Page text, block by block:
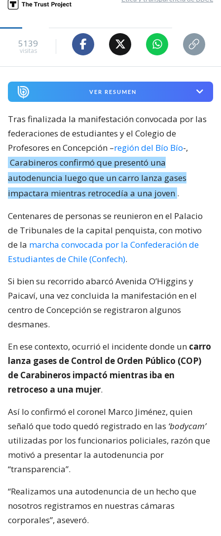
5139
visitas
VER RESUMEN
Tras finalizada la manifestación convocada por las
federaciones de estudiantes y el Colegio de
Profesores en Concepción –región del Bío Bío-,
Carabineros confirmó que presentó una
autodenuncia luego que un carro lanza gases
impactara mientras retrocedía a una joven .
Centenares de personas se reunieron en el Palacio
de Tribunales de la capital penquista, con motivo
de la marcha convocada por la Confederación de
Estudiantes de Chile (Confech).
Si bien su recorrido abarcó Avenida O’Higgins y
Paicaví, una vez concluida la manifestación en el
centro de Concepción se registraron algunos
desmanes.
En ese contexto, ocurrió el incidente donde un carro
lanza gases de Control de Orden Público (COP)
de Carabineros impactó mientras iba en
retroceso a una mujer.
Así lo confirmó el coronel Marco Jiménez, quien
señaló que todo quedó registrado en las ‘bodycam’
utilizadas por los funcionarios policiales, razón que
motivó a presentar la autodenuncia por
“transparencia”.
“Realizamos una autodenuncia de un hecho que
nosotros registramos en nuestras cámaras
corporales”, aseveró.